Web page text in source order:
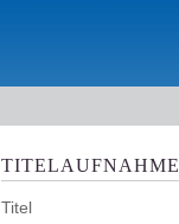
TITELAUFNAHME
Titel